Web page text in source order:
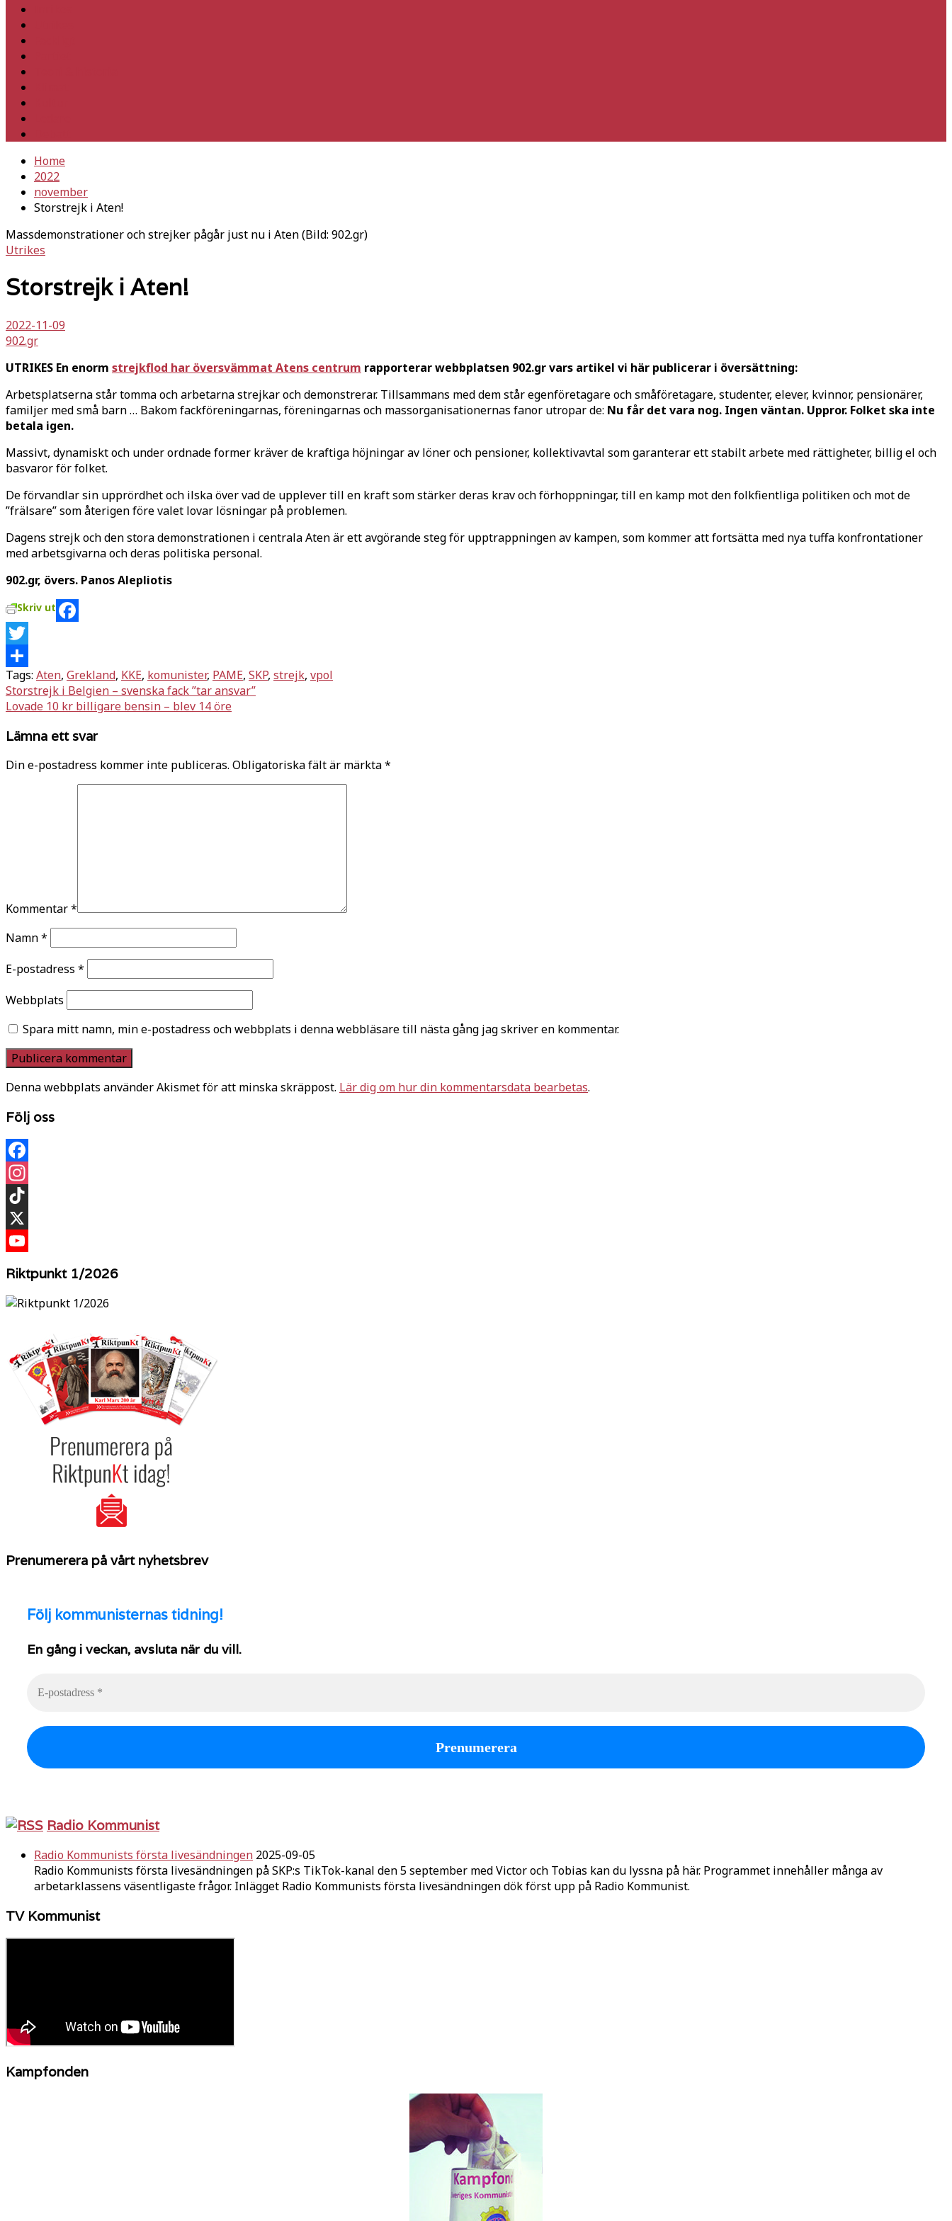
Home
2022
november
Storstrejk i Aten!
Massdemonstrationer och strejker pågår just nu i Aten (Bild: 902.gr)
Utrikes
Storstrejk i Aten!
2022-11-09
902.gr
UTRIKES En enorm strejkflod har översvämmat Atens centrum rapporterar webbplatsen 902.gr vars artikel vi här publicerar i översättning:
Arbetsplatserna står tomma och arbetarna strejkar och demonstrerar. Tillsammans med dem står egenföretagare och småföretagare, studenter, elever, kvinnor, pensionärer,
familjer med små barn … Bakom fackföreningarnas, föreningarnas och massorganisationernas fanor utropar de: Nu får det vara nog. Ingen väntan. Uppror. Folket ska inte
betala igen.
Massivt, dynamiskt och under ordnade former kräver de kraftiga höjningar av löner och pensioner, kollektivavtal som garanterar ett stabilt arbete med rättigheter, billig el och
basvaror för folket.
De förvandlar sin upprördhet och ilska över vad de upplever till en kraft som stärker deras krav och förhoppningar, till en kamp mot den folkfientliga politiken och mot de
”frälsare” som återigen före valet lovar lösningar på problemen.
Dagens strejk och den stora demonstrationen i centrala Aten är ett avgörande steg för upptrappningen av kampen, som kommer att fortsätta med nya tuffa konfrontationer
med arbetsgivarna och deras politiska personal.
902.gr, övers. Panos Alepliotis
Skriv ut
Facebook
Twitter
Dela
Tags: Aten, Grekland, KKE, komunister, PAME, SKP, strejk, vpol
Inläggsnavigering
Storstrejk i Belgien – svenska fack ”tar ansvar”
Lovade 10 kr billigare bensin – blev 14 öre
Lämna ett svar
Din e-postadress kommer inte publiceras. Obligatoriska fält är märkta*
Kommentar*
Namn*
E-postadress *
Webbplats
Spara mitt namn, min e-postadress och webbplats i denna webbläsare till nästa gång jag skriver en kommentar.
Denna webbplats använder Akismet för att minska skräppost. Lär dig om hur din kommentarsdata bearbetas.
Följ oss
Facebook
Instagram
TikTok
X
Riktpunkt 1/2026
Prenumerera på vårt nyhetsbrev
Följ kommunisternas tidning!
En gång i veckan, avsluta när du vill.
Radio Kommunist
Radio Kommunists första livesändningen 2025-09-05
Radio Kommunists första livesändningen på SKP:s TikTok-kanal den 5 september med Victor och Tobias kan du lyssna på här. Programmet innehåller många av
arbetarklassens väsentligaste frågor. Inlägget Radio Kommunists första livesändningen dök först upp på Radio Kommunist.
TV Kommunist
Kampfonden